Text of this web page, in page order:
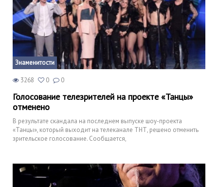
Знаменитости
3268 0 0
Голосование телезрителей на проекте «Танцы»
отменено
В результате скандала на последнем выпуске шоу-проекта
«Танцы», который выходит на телеканале ТНТ, решено отменить
зрительское голосование. Сообщается,